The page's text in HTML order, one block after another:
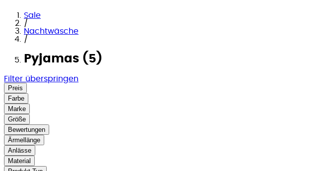
Sale
/
Nachtwäsche
/
Pyjamas (5)
Filter überspringen
Preis
Farbe
Marke
Größe
Bewertungen
Ärmellänge
Anlässe
Material